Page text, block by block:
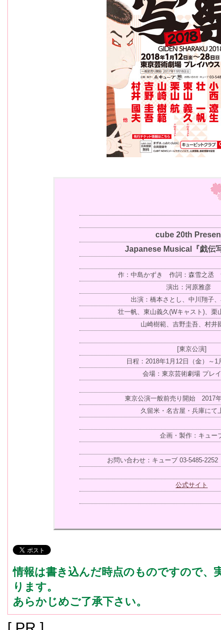
cube 20th
Japanese Musical『戯伝
作：中島かずき 作詞：森雪之丞
演出：河原雅彦
出演：橋本さとし、中川翔子
壮一帆、東山義久(Wキャスト)、栗
山崎樹範、吉野圭吾、村
[東京公演]
日程：2018年1月12日（金）～1
会場：東京芸術劇場 プレ
東京公演一般前売り開始 2017
久留米・名古屋・兵庫にて
企画・製作：キュー
お問い合わせ：キューブ 03-5485-2252
公式サイト
情報は書き込んだ時点のものですので、
ります。
あらかじめご了承下さい。